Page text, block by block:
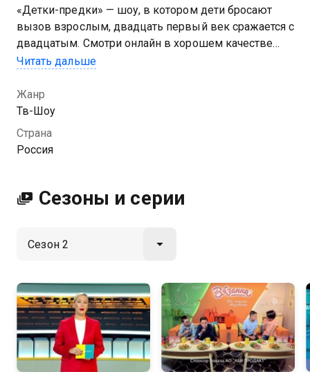
«Детки-предки» — шоу, в котором дети бросают
вызов взрослым, двадцать первый век сражается с
двадцатым. Смотри онлайн в хорошем качестве
новую семейную программу «Детки-предки» и
каверзные вопросы, угадывать звёзд, песни,
фильмы и вещи из другого времени. Каждый
правильный ответ приносит команде деньги,
которые приближают её к победе. Герои, за
чтобы выиграть путешествие в Париж для всей
семьи
Посмотреть онлайн 2 сезон сериала Детки - предки
Читать дальше
Жанр
Тв-Шоу
Страна
Россия
Сезоны и серии